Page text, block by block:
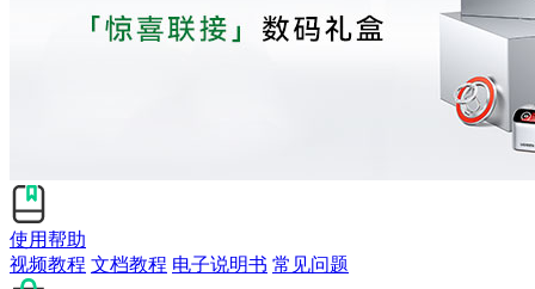
使用帮助
视频教程 文档教程 电子说明书 常见问题